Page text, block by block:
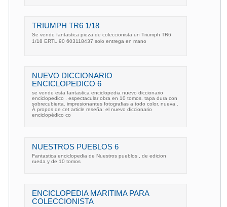
TRIUMPH TR6 1/18
Se vende fantastica pieza de coleccionista un Triumph TR6
1/18 ERTL 90 603118437 solo entrega en mano
NUEVO DICCIONARIO
ENCICLOPEDICO 6
se vende esta fantastica enciclopedia nuevo diccionario
enciclopedico . espectacular obra en 10 tomos. tapa dura con
sobrecubierta. impresionantes fotografias a todo color. nueva .
À propos de cet article reseña: el nuevo diccionario
enciclopédico co
NUESTROS PUEBLOS 6
Fantastica enciclopedia de Nuestros pueblos , de edicion
rueda y de 10 tomos
ENCICLOPEDIA MARITIMA PARA
COLECCIONISTA